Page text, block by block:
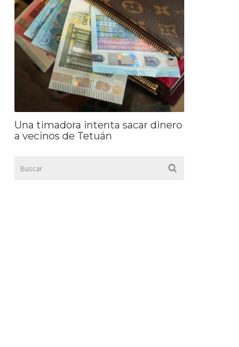
Una timadora intenta sacar dinero
a vecinos de Tetuán